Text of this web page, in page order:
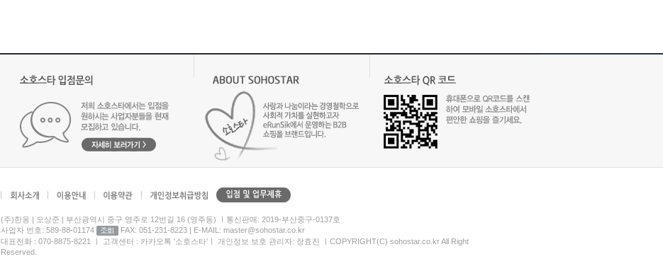
(주)한옹 | 오상준 | 부산광역시 중구 영주로 12번길 16 (영주동) ㅣ통신판매: 2019-부산중구-0137호
사업자 번호: 589-88-01174
FAX: 051-231-8223 | E-MAIL: master@sohostar.co.kr
대표전화 : 070-8875-8221 ㅣ 고객센터 : 카카오톡 '소호스타'ㅣ 개인정보 보호 관리자: 장효진 ㅣCOPYRIGHT(C) sohostar.co.kr All Right
Reserved.